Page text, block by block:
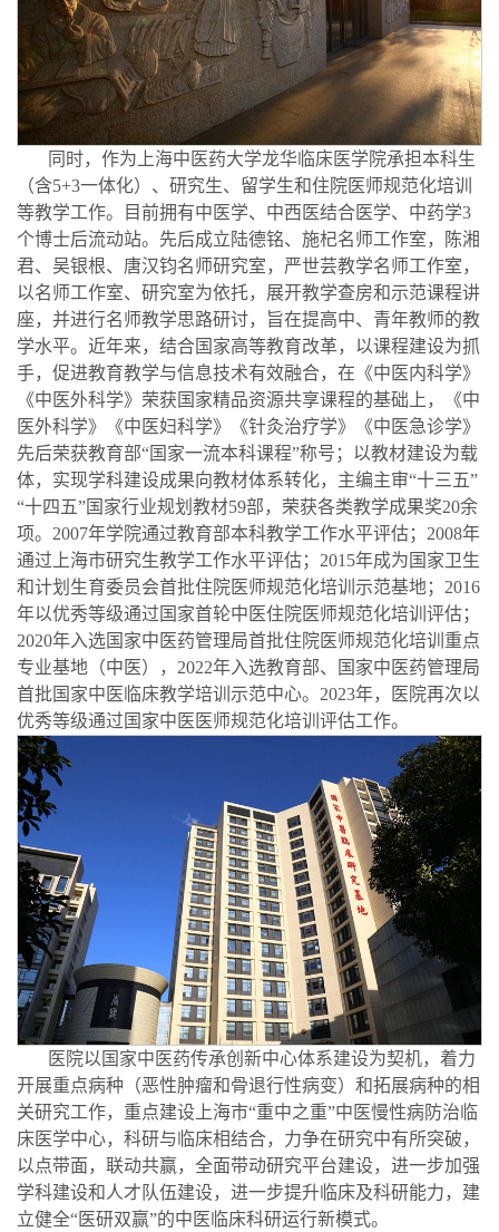
同时，作为上海中医药大学龙华临床医学院承担本科生
（含5+3一体化）、研究生、留学生和住院医师规范化培训
等教学工作。目前拥有中医学、中西医结合医学、中药学3
个博士后流动站。先后成立陆德铭、施杞名师工作室，陈湘
君、吴银根、唐汉钧名师研究室，严世芸教学名师工作室，
以名师工作室、研究室为依托，展开教学查房和示范课程讲
座，并进行名师教学思路研讨，旨在提高中、青年教师的教
学水平。近年来，结合国家高等教育改革，以课程建设为抓
手，促进教育教学与信息技术有效融合，在《中医内科学》
《中医外科学》荣获国家精品资源共享课程的基础上，《中
医外科学》《中医妇科学》《针灸治疗学》《中医急诊学》
先后荣获教育部“国家一流本科课程”称号；以教材建设为载
体，实现学科建设成果向教材体系转化，主编主审“十三五”
“十四五”国家行业规划教材59部，荣获各类教学成果奖20余
项。2007年学院通过教育部本科教学工作水平评估；2008年
通过上海市研究生教学工作水平评估；2015年成为国家卫生
和计划生育委员会首批住院医师规范化培训示范基地；2016
年以优秀等级通过国家首轮中医住院医师规范化培训评估；
2020年入选国家中医药管理局首批住院医师规范化培训重点
专业基地（中医），2022年入选教育部、国家中医药管理局
首批国家中医临床教学培训示范中心。2023年，医院再次以
优秀等级通过国家中医医师规范化培训评估工作。
医院以国家中医药传承创新中心体系建设为契机，着力
开展重点病种（恶性肿瘤和骨退行性病变）和拓展病种的相
关研究工作，重点建设上海市“重中之重”中医慢性病防治临
床医学中心，科研与临床相结合，力争在研究中有所突破，
以点带面，联动共赢，全面带动研究平台建设，进一步加强
学科建设和人才队伍建设，进一步提升临床及科研能力，建
立健全“医研双赢”的中医临床科研运行新模式。